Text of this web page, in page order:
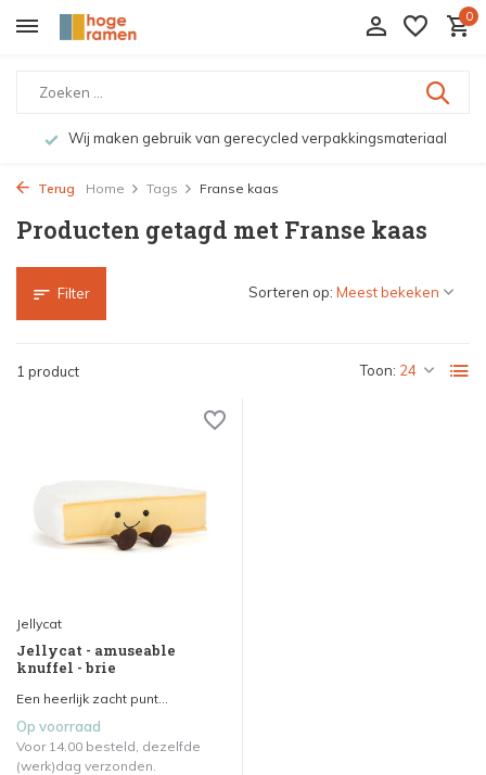
0
Wij maken gebruik van gerecycled verpakkingsmateriaal
Terug Home Tags Franse kaas
Producten getagd met Franse kaas
Filter
1 product Toon:
Sorteren op:
Jellycat
Jellycat - amuseable
knuffel - brie
Een heerlijk zacht punt...
Op voorraad
Voor 14.00 besteld, dezelfde
(werk)dag verzonden.